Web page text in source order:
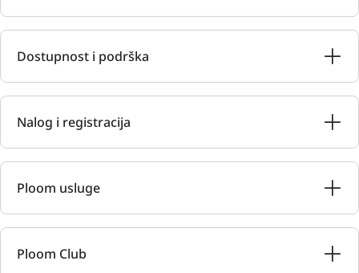
Dostupnost i podrška
Nalog i registracija
Ploom usluge
Ploom Club